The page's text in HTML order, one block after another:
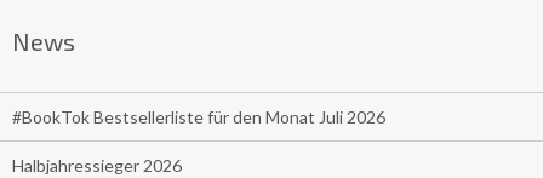
News
#BookTok Bestsellerliste für den Monat Juli 2026
Halbjahressieger 2026